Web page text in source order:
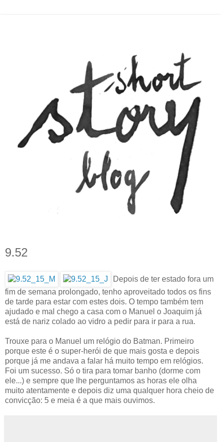
9.52
Depois de ter estado fora um
fim de semana prolongado, tenho aproveitado todos os fins
de tarde para estar com estes dois. O tempo também tem
ajudado e mal chego a casa com o Manuel o Joaquim já
está de nariz colado ao vidro a pedir para ir para a rua.
Trouxe para o Manuel um relógio do Batman. Primeiro
porque este é o super-herói de que mais gosta e depois
porque já me andava a falar há muito tempo em relógios.
Foi um sucesso. Só o tira para tomar banho (dorme com
ele...) e sempre que lhe perguntamos as horas ele olha
muito atentamente e depois diz uma qualquer hora cheio de
convicção: 5 e meia é a que mais ouvimos.